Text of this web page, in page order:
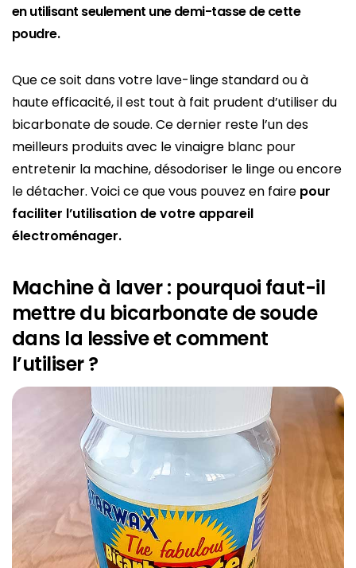
en utilisant seulement une demi-tasse de cette
poudre.
Que ce soit dans votre lave-linge standard ou à
haute efficacité, il est tout à fait prudent d’utiliser du
bicarbonate de soude. Ce dernier reste l’un des
meilleurs produits avec le vinaigre blanc pour
entretenir la machine, désodoriser le linge ou encore
le détacher. Voici ce que vous pouvez en faire pour
faciliter l’utilisation de votre appareil
électroménager.
Machine à laver : pourquoi faut-il
mettre du bicarbonate de soude
dans la lessive et comment
l’utiliser ?